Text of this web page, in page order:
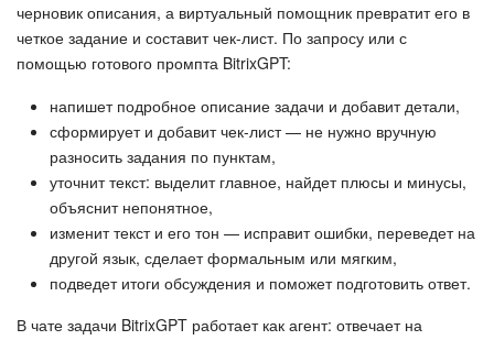
черновик описания, а виртуальный помощник превратит его в
четкое задание и составит чек-лист. По запросу или с
помощью готового промпта BitrixGPT:
напишет подробное описание задачи и добавит детали,
сформирует и добавит чек-лист — не нужно вручную
разносить задания по пунктам,
уточнит текст: выделит главное, найдет плюсы и минусы,
объяснит непонятное,
изменит текст и его тон — исправит ошибки, переведет на
другой язык, сделает формальным или мягким,
подведет итоги обсуждения и поможет подготовить ответ.
В чате задачи BitrixGPT работает как агент: отвечает на